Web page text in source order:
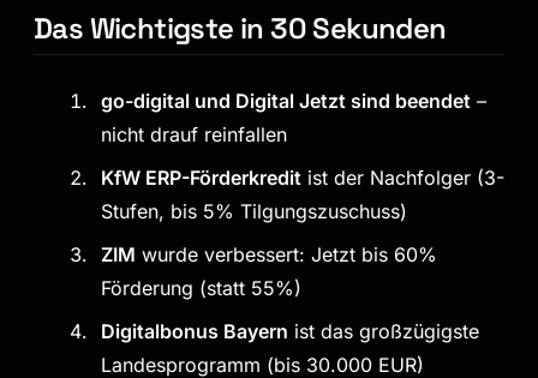
Das Wichtigste in 30 Sekunden
go-digital und Digital Jetzt sind beendet –
nicht drauf reinfallen
KfW ERP-Förderkredit ist der Nachfolger (3-
Stufen, bis 5% Tilgungszuschuss)
ZIM wurde verbessert: Jetzt bis 60%
Förderung (statt 55%)
Digitalbonus Bayern ist das großzügigste
Landesprogramm (bis 30.000 EUR)